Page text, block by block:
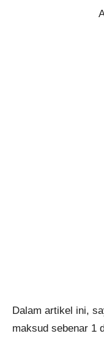
Dalam artikel ini,
maksud sebenar 1